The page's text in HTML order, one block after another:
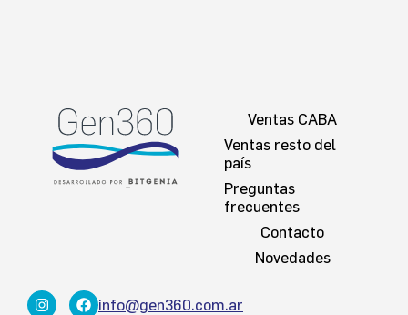
Ventas CABA
Ventas resto del
país
Preguntas
frecuentes
Contacto
Novedades
info@gen360.com.ar